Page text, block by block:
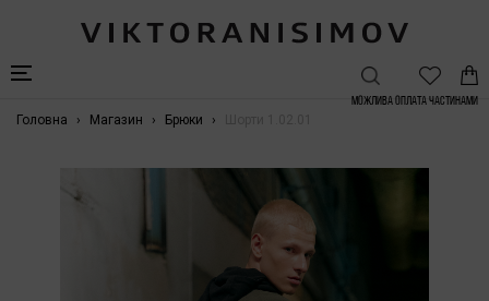
Можлива Оплата частинами
Головна Магазин Брюки